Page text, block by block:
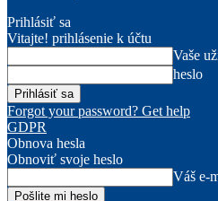
Prihlásiť sa
Vitajte! prihlásenie k účtu
Vaše
heslo
Forgot your password? Get help
GDPR
Obnova hesla
Obnoviť svoje heslo
Váš e-